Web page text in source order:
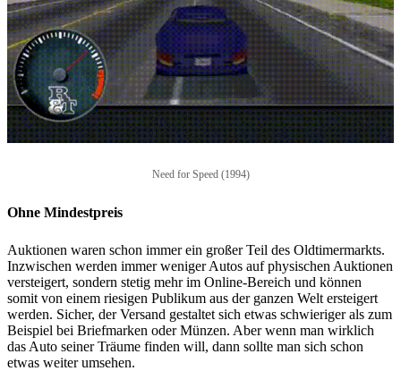
Need for Speed (1994)
Ohne Mindestpreis
Auktionen waren schon immer ein großer Teil des Oldtimermarkts.
Inzwischen werden immer weniger Autos auf physischen Auktionen
versteigert, sondern stetig mehr im Online-Bereich und können
somit von einem riesigen Publikum aus der ganzen Welt ersteigert
werden. Sicher, der Versand gestaltet sich etwas schwieriger als zum
Beispiel bei Briefmarken oder Münzen. Aber wenn man wirklich
das Auto seiner Träume finden will, dann sollte man sich schon
etwas weiter umsehen.